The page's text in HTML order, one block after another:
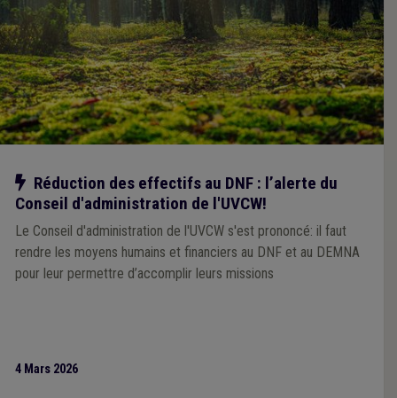
Notre action
Réduction des effectifs au DNF : l’alerte du
Conseil d'administration de l'UVCW!
Le Conseil d'administration de l'UVCW s'est prononcé: il faut
rendre les moyens humains et financiers au DNF et au DEMNA
pour leur permettre d’accomplir leurs missions
4 Mars 2026